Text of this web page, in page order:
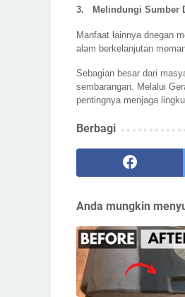
3. Melindungi Sumber
Manfaat lainnya dnegan
alam berkelanjutan
Sebagian besar dari
sembarangan. Melalui
pentingnya menjaga
Berbagi
Anda mungkin